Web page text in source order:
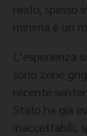
reato, spesso
minima è un
L’esperienza
sono zone
recente
Stato ha già
inaccettabili,